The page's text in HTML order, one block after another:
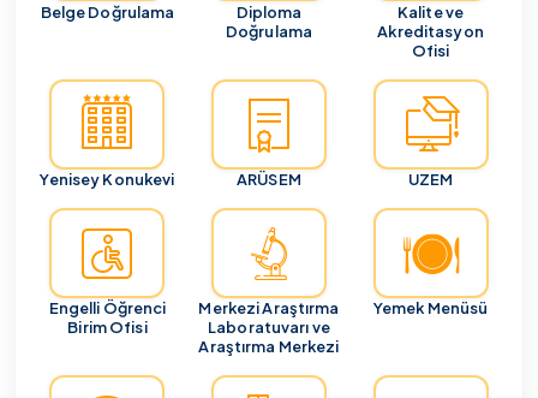
Belge Doğrulama
Diploma
Doğrulama
Kalite ve
Akreditasyon
Ofisi
Yenisey Konukevi ARÜSEM UZEM
Engelli Öğrenci
Birim Ofisi
Merkezi Araştırma
Laboratuvarı ve
Araştırma Merkezi
Yemek Menüsü